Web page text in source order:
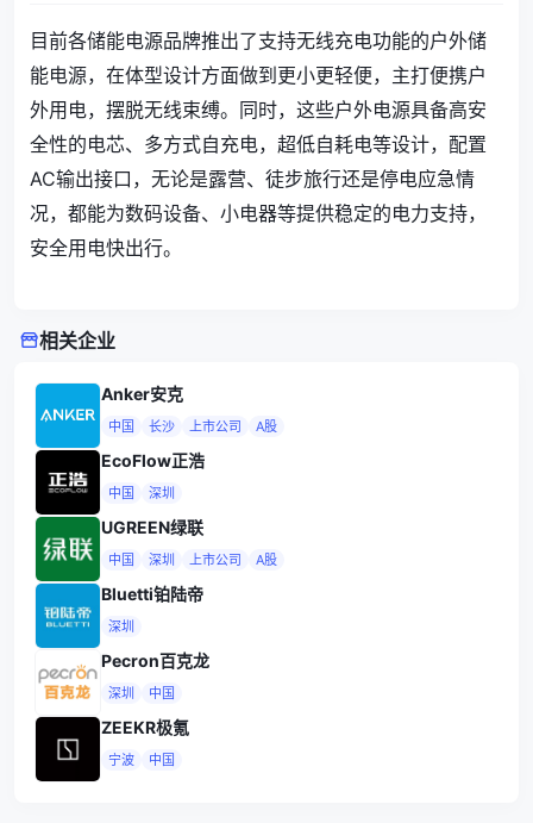
目前各储能电源品牌推出了支持无线充电功能的户外储
能电源，在体型设计方面做到更小更轻便，主打便携户
外用电，摆脱无线束缚。同时，这些户外电源具备高安
全性的电芯、多方式自充电，超低自耗电等设计，配置
AC输出接口，无论是露营、徒步旅行还是停电应急情
况，都能为数码设备、小电器等提供稳定的电力支持，
安全用电快出行。
相关企业
Anker安克
中国 长沙 上市公司 A股
EcoFlow正浩
中国 深圳
UGREEN绿联
中国 深圳 上市公司 A股
Bluetti铂陆帝
深圳
Pecron百克龙
深圳 中国
ZEEKR极氪
宁波 中国